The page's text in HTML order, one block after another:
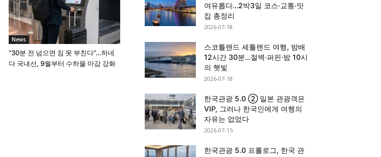
News
“30분 전 넘으면 짐 못 부친다”…하네
다 국내선, 9월부터 수하물 마감 강화
여유롭다…2박3일 코스·교통·맛
집 총정리
2026-07-18
스코틀랜드 셰틀랜드 여행, 밤배
12시간 30분…절벽·퍼핀·밤 10시
의 햇빛
2026-07-18
한국관광 5.0 ② 일본 관광객은
VIP, 그러나 한국인에게 여행의
자유는 없었다
2026-07-15
한국관광 5.0 프롤로그, 한국 관